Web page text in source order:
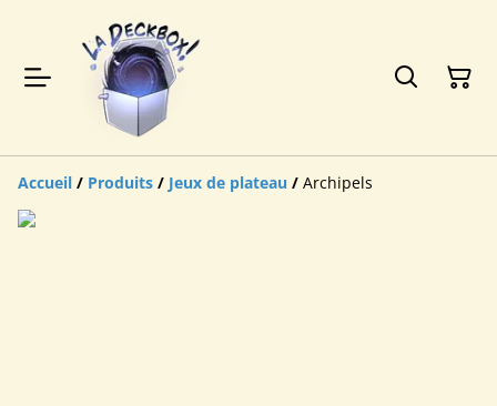
Accueil / Produits / Jeux de plateau / Archipels